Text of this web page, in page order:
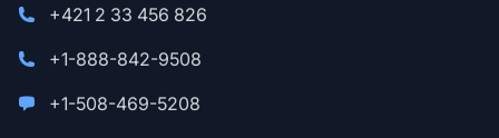
+421 2 33 456 826
+1-888-842-9508
+1-508-469-5208